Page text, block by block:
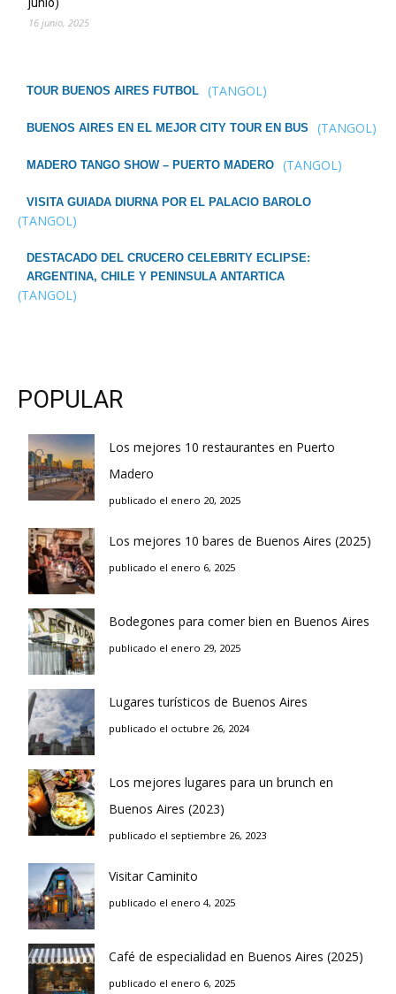
16 junio, 2025
TOUR BUENOS AIRES FUTBOL (TANGOL)
BUENOS AIRES EN EL MEJOR CITY TOUR EN BUS (TANGOL)
MADERO TANGO SHOW – PUERTO MADERO (TANGOL)
VISITA GUIADA DIURNA POR EL PALACIO BAROLO
(TANGOL)
DESTACADO DEL CRUCERO CELEBRITY ECLIPSE:
ARGENTINA, CHILE Y PENINSULA ANTARTICA
(TANGOL)
POPULAR
Los mejores 10 restaurantes en Puerto
Madero
publicado el enero 20, 2025
Los mejores 10 bares de Buenos Aires (2025)
publicado el enero 6, 2025
Bodegones para comer bien en Buenos Aires
publicado el enero 29, 2025
Lugares turísticos de Buenos Aires
publicado el octubre 26, 2024
Los mejores lugares para un brunch en
Buenos Aires (2023)
publicado el septiembre 26, 2023
Visitar Caminito
publicado el enero 4, 2025
Café de especialidad en Buenos Aires (2025)
publicado el enero 6, 2025